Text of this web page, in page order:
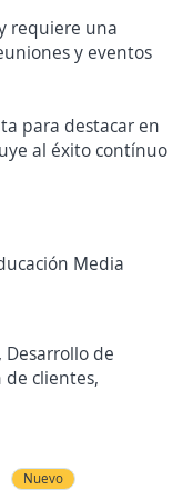
requiere una
y eventos
para destacar en
al éxito contínuo
Media
de
de clientes,
Nuevo